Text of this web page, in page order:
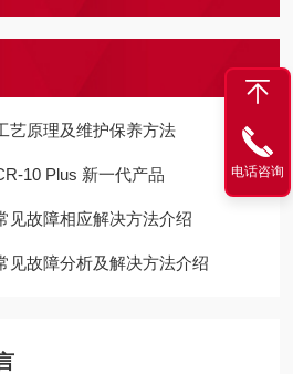
艺原理及维护保养方法
10 Plus 新一代产品
见故障相应解决方法介绍
见故障分析及解决方法介绍
电话咨询